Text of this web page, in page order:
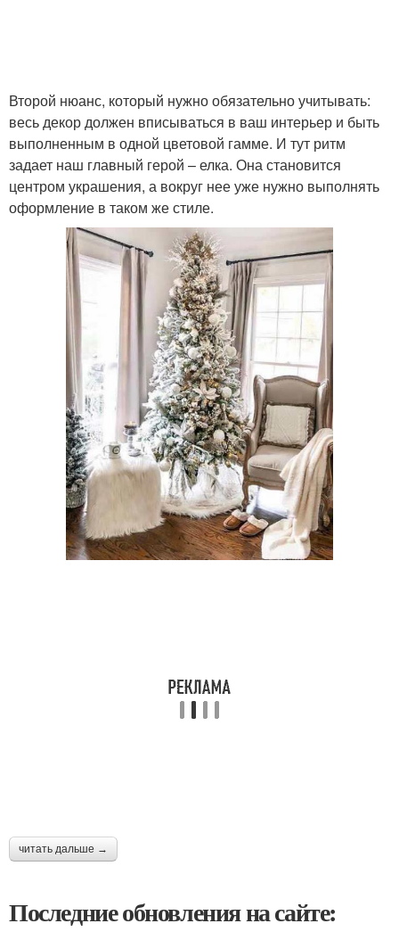
Второй нюанс, который нужно обязательно учитывать:
весь декор должен вписываться в ваш интерьер и быть
выполненным в одной цветовой гамме. И тут ритм
задает наш главный герой – елка. Она становится
центром украшения, а вокруг нее уже нужно выполнять
оформление в таком же стиле.
читать дальше →
Последние обновления на сайте: